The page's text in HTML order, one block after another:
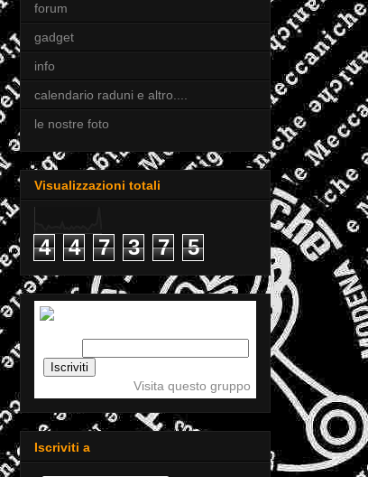
forum
gadget
info
calendario raduni e altro....
le nostre foto
Visualizzazioni totali
4 4 7 3 7 5
Visita questo gruppo
Iscriviti a